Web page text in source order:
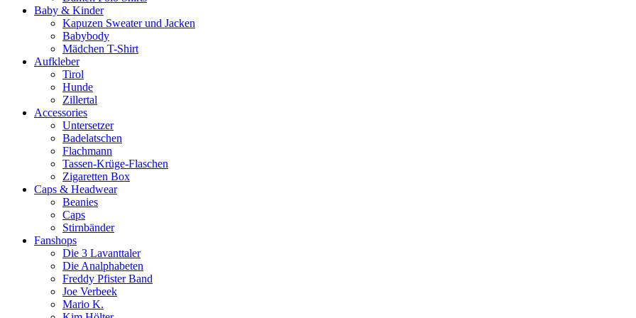
Baby & Kinder
Kapuzen Sweater und Jacken
Babybody
Mädchen T-Shirt
Aufkleber
Tirol
Hunde
Zillertal
Accessories
Untersetzer
Badelatschen
Flachmann
Tassen-Krüge-Flaschen
Zigaretten Box
Caps & Headwear
Beanies
Caps
Stirnbänder
Fanshops
Die 3 Lavanttaler
Die Analphabeten
Freddy Pfister Band
Joe Verbeek
Mario K.